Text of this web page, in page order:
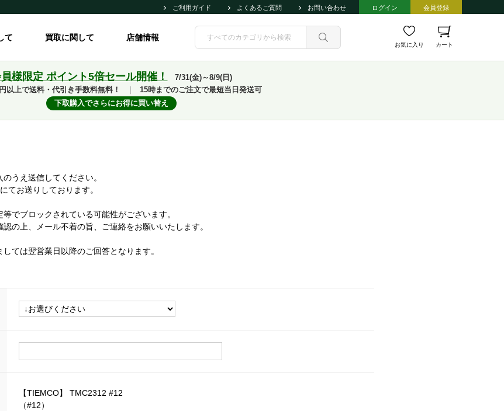
ご利用ガイド よくあるご質問 お問い合わせ ログイン 会員登録
て 買取に関して 店舗情報
お気に入り カート
様限定 ポイント5倍セール開催！
7/31(金)～8/9(日)
以上で送料・代引き手数料無料！
15時までのご注文で最短当日発送可
下取購入でさらにお得に買い替え
うえ送信してください。
てお送りしております。
でブロックされている可能性がございます。
の上、メール不着の旨、ご連絡をお願いいたします。
ては翌営業日以降のご回答となります。
【TIEMCO】 TMC2312 #12
（#12）